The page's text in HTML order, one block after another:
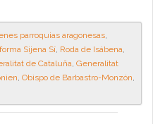
parroquias aragonesas,
Sijena Sí, Roda de Isábena,
de Cataluña, Generalitat
, Obispo de Barbastro-Monzón,